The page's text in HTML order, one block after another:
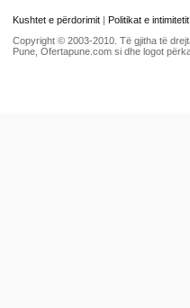
Kushtet e përdorimit | Politikat e intimitetit
Copyright © 2003-2010. Të gjitha të
Pune, Ofertapune.com si dhe logot